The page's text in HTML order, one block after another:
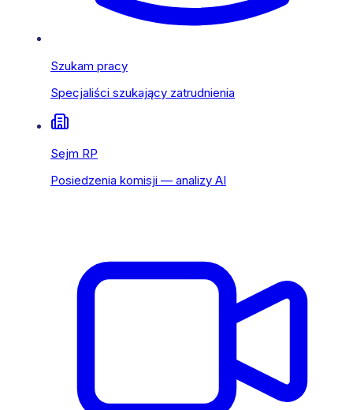
Szukam pracy
Specjaliści szukający zatrudnienia
Sejm RP
Posiedzenia komisji — analizy AI